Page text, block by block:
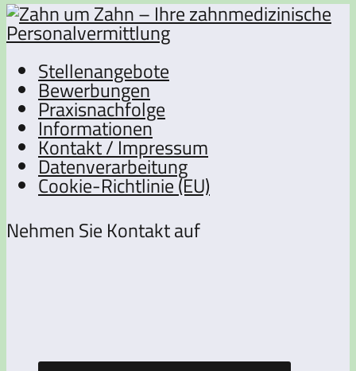
Stellenangebote
Bewerbungen
Praxisnachfolge
Informationen
Kontakt / Impressum
Datenverarbeitung
Cookie-Richtlinie (EU)
Nehmen Sie Kontakt auf